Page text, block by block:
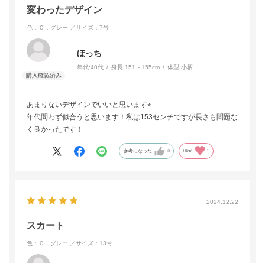
変わったデザイン
色：Ｃ．グレー ／サイズ：7号
ほっち
年代:40代 身長:151～155cm 体型:小柄
あまりないデザインでいいと思います⭐︎
年代問わず似合うと思います！私は153センチですが長さも問題な
く良かったです！
参考になった 0 Like! 1
2024.12.22
スカート
色：Ｃ．グレー ／サイズ：13号